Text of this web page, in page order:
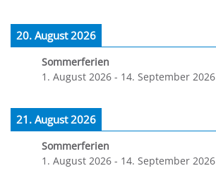
20. August 2026
Sommerferien
1. August 2026 - 14. September 2026
21. August 2026
Sommerferien
1. August 2026 - 14. September 2026